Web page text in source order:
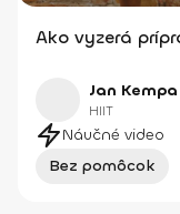
Ako vyzerá
Jan Kempa
HIIT
Náučné video
Bez pomôcok